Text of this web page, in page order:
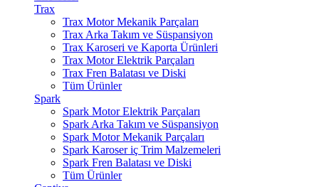
Trax
Trax Motor Mekanik Parçaları
Trax Arka Takım ve Süspansiyon
Trax Karoseri ve Kaporta Ürünleri
Trax Motor Elektrik Parçaları
Trax Fren Balatası ve Diski
Tüm Ürünler
Spark
Spark Motor Elektrik Parçaları
Spark Arka Takım ve Süspansiyon
Spark Motor Mekanik Parçaları
Spark Karoser iç Trim Malzemeleri
Spark Fren Balatası ve Diski
Tüm Ürünler